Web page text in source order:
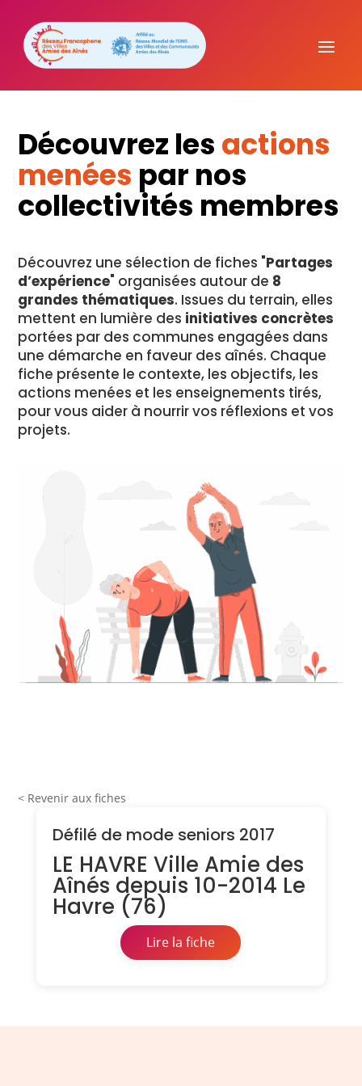
Découvrez les actions
menées par nos
collectivités membres
Découvrez une sélection de fiches "Partages
d’expérience" organisées autour de 8
grandes thématiques. Issues du terrain, elles
mettent en lumière des initiatives concrètes
portées par des communes engagées dans
une démarche en faveur des aînés. Chaque
fiche présente le contexte, les objectifs, les
actions menées et les enseignements tirés,
pour vous aider à nourrir vos réflexions et vos
projets.
< Revenir aux fiches
Défilé de mode seniors 2017
LE HAVRE Ville Amie des
Aînés depuis 10-2014 Le
Havre (76)
Lire la fiche